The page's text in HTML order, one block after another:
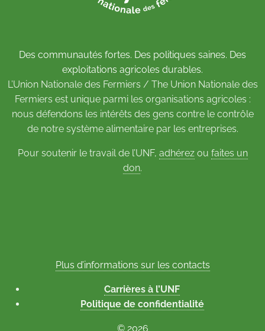
Des communautés fortes. Des politiques saines. Des
exploitations agricoles durables.
L’Union Nationale des Fermiers / The Union Nationale des
Fermiers est unique parmi les organisations agricoles :
nous défendons les intérêts des gens contre le contrôle
de notre système alimentaire par les entreprises.
Pour soutenir le travail de l’UNF, adhérezou faites un
don.
Plus d’informations sur les contacts
Carrières à l’UNF
Politique de confidentialité
© 2026